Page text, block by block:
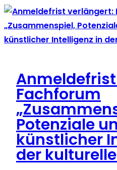
im:puls
Jugendjury
gesucht
Fachforum
Potenziale
künstlicher
der